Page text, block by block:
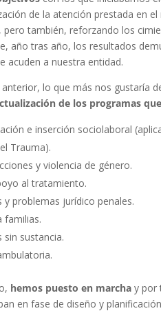
de la atención prestada en
pero también, reforzando los
año tras año, los resultados
acuden a nuestra entidad.
anterior, lo que más nos gustaría
de los programas
e inserción sociolaboral
Trauma).
y violencia de género.
al tratamiento.
y problemas jurídico penales.
familias.
sin sustancia.
hemos puesto en marcha y por
en fase de diseño y